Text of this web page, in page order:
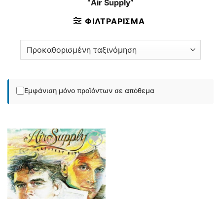
“Air Supply”
ΦΙΛΤΡΆΡΙΣΜΑ
Εμφάνιση μόνο προϊόντων σε απόθεμα